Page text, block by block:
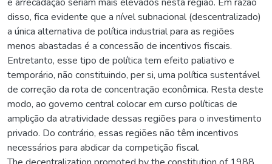
disso, fica evidente que a nível subnacional (descentralizado)
a única alternativa de política industrial para as regiões
menos abastadas é a concessão de incentivos fiscais.
Entretanto, esse tipo de política tem efeito paliativo e
temporário, não constituindo, per si, uma política sustentável
de correção da rota de concentração econômica. Resta deste
modo, ao governo central colocar em curso políticas de
amplição da atratividade dessas regiões para o investimento
privado. Do contrário, essas regiões não têm incentivos
necessários para abdicar da competição fiscal.